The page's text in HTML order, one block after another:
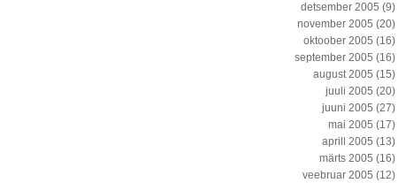
detsember 2005 (9)
november 2005 (20)
oktoober 2005 (16)
september 2005 (16)
august 2005 (15)
juuli 2005 (20)
juuni 2005 (27)
mai 2005 (17)
aprill 2005 (13)
märts 2005 (16)
veebruar 2005 (12)